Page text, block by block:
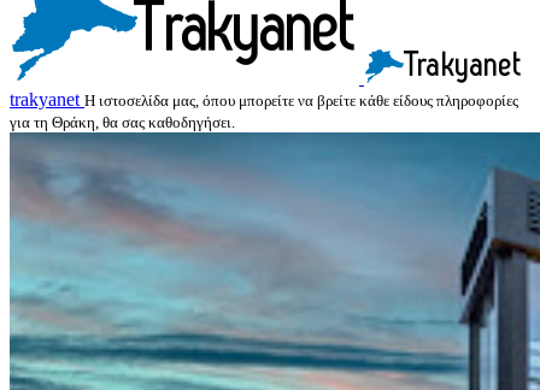
trakyanet Η ιστοσελίδα μας, όπου μπορείτε να βρείτε κάθε είδους πληροφορίες
για τη Θράκη, θα σας καθοδηγήσει.